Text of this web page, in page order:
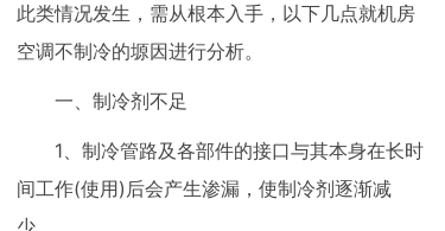
此类情况发生，需从根本入手，以下几点就机房
空调不制冷的塬因进行分析。
一、制冷剂不足
1、制冷管路及各部件的接口与其本身在长时
间工作(使用)后会产生渗漏，使制冷剂逐渐减
少。